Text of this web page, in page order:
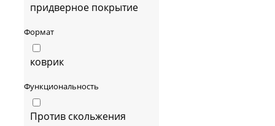
придверное покрытие
Формат
коврик
Функциональность
Против скольжения